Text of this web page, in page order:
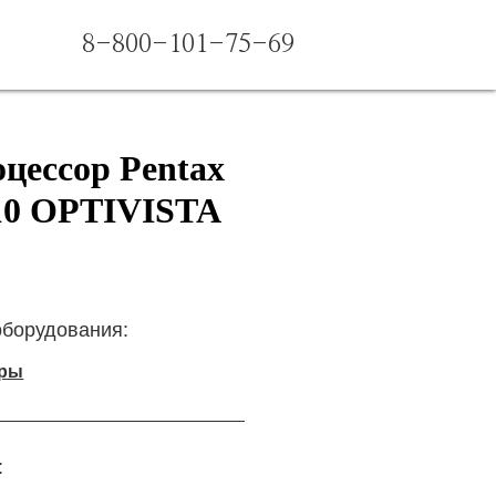
8-800-101-75-69
Pentax
OPTIVISTA